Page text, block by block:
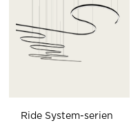
Ride System-serien